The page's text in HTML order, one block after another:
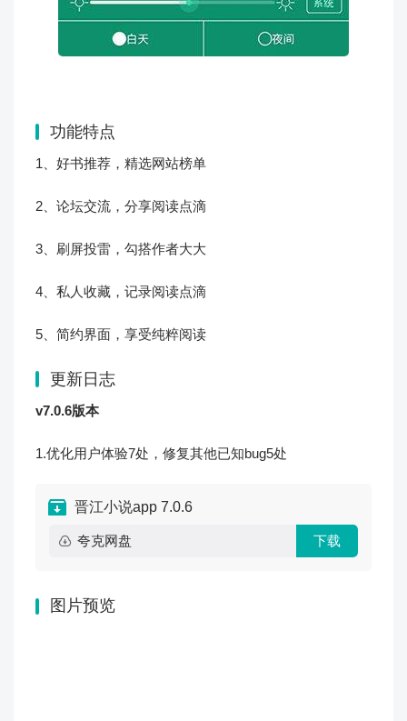
功能特点
1、好书推荐，精选网站榜单
2、论坛交流，分享阅读点滴
3、刷屏投雷，勾搭作者大大
4、私人收藏，记录阅读点滴
5、简约界面，享受纯粹阅读
更新日志
v7.0.6版本
1.优化用户体验7处，修复其他已知bug5处
晋江小说app 7.0.6
夸克网盘 下载
图片预览